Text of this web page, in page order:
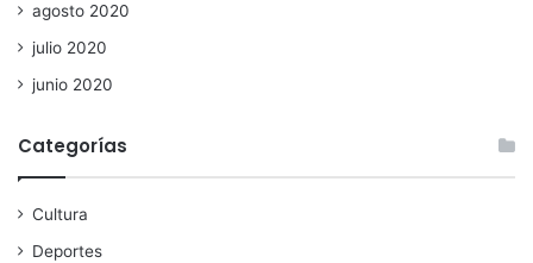
agosto 2020
julio 2020
junio 2020
Categorías
Cultura
Deportes